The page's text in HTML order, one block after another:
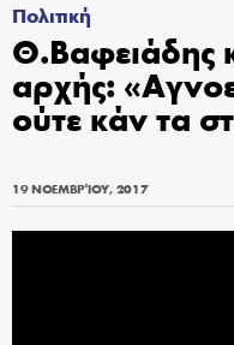
Πολιτική
Θ.Βαφειάδης
αρχής:
ούτε κάν τα
19 ΝΟΕΜΒΡΊΟΥ, 2017